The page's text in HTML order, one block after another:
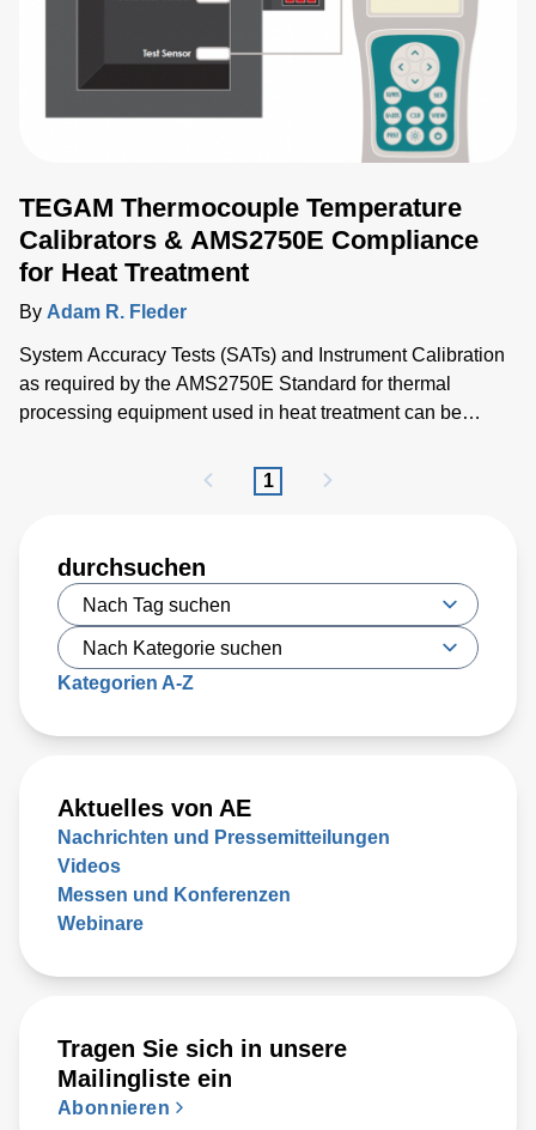
TEGAM Thermocouple Temperature
Calibrators & AMS2750E Compliance
for Heat Treatment
By Adam R. Fleder
System Accuracy Tests (SATs) and Instrument Calibration
as required by the AMS2750E Standard for thermal
processing equipment used in heat treatment can be
Temperature Calibrator.
1
durchsuchen
Kategorien A-Z
Aktuelles von AE
Nachrichten und Pressemitteilungen
Videos
Messen und Konferenzen
Webinare
Tragen Sie sich in unsere
Mailingliste ein
Abonnieren